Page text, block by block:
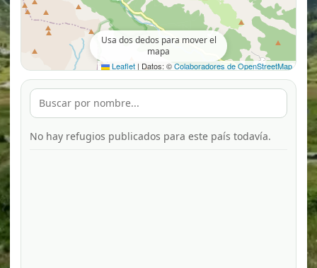
Leaflet | Datos: ©Colaboradores de OpenStreetMap
Usa dos dedos para mover el
mapa
No hay refugios publicados para este país todavía.